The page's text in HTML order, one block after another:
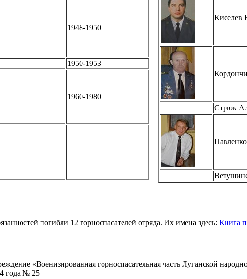
1948-1950
1950-1953
1960-1980
Киселев
Стрюк
погибли 12 горноспасателей отряда. Их имена здесь: Книга
«Военизированная горноспасательная часть Луганской
года № 25